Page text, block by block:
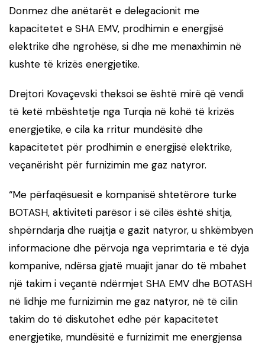
Donmez dhe anëtarët e delegacionit me
kapacitetet e SHA EMV, prodhimin e energjisë
elektrike dhe ngrohëse, si dhe me menaxhimin në
kushte të krizës energjetike.
Drejtori Kovaçevski theksoi se është mirë që vendi
të ketë mbështetje nga Turqia në kohë të krizës
energjetike, e cila ka rritur mundësitë dhe
kapacitetet për prodhimin e energjisë elektrike,
veçanërisht për furnizimin me gaz natyror.
“Me përfaqësuesit e kompanisë shtetërore turke
BOTASH, aktiviteti parësor i së cilës është shitja,
shpërndarja dhe ruajtja e gazit natyror, u shkëmbyen
informacione dhe përvoja nga veprimtaria e të dyja
kompanive, ndërsa gjatë muajit janar do të mbahet
një takim i veçantë ndërmjet SHA EMV dhe BOTASH
në lidhje me furnizimin me gaz natyror, në të cilin
takim do të diskutohet edhe për kapacitetet
energjetike, mundësitë e furnizimit me energjensa